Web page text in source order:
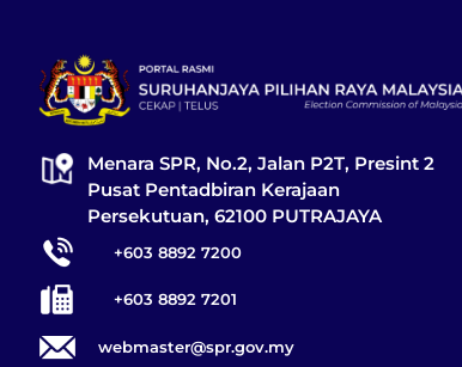
Menara SPR, No.2, Jalan P2T, Presint 2
Pusat Pentadbiran Kerajaan
Persekutuan, 62100 PUTRAJAYA
+603 8892 7200
+603 8892 7201
webmaster@spr.gov.my